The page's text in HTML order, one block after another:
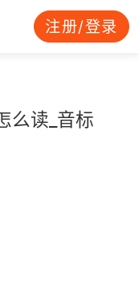
注册/登录
么读_音标